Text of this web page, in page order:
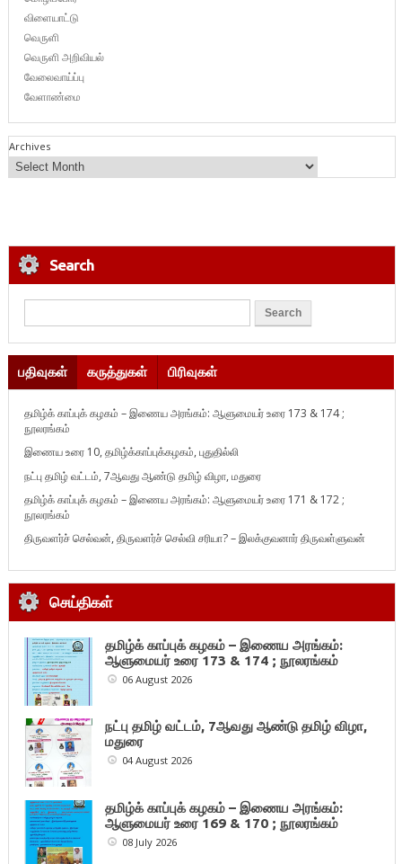
விளையாட்டு
வெருளி
வெருளி அறிவியல்
வேலைவாய்ப்பு
வேளாண்மை
Archives
Search
பதிவுகள் கருத்துகள் பிரிவுகள்
தமிழ்க் காப்புக் கழகம் – இணைய அரங்கம்: ஆளுமையர் உரை 173 & 174 ;
நூலரங்கம்
இணைய உரை 10, தமிழ்க்காப்புக்கழகம், புதுதில்லி
நட்பு தமிழ் வட்டம், 7ஆவது ஆண்டு தமிழ் விழா, மதுரை
தமிழ்க் காப்புக் கழகம் – இணைய அரங்கம்: ஆளுமையர் உரை 171 & 172 ;
நூலரங்கம்
திருவளர்ச் செல்வன், திருவளர்ச் செல்வி சரியா? – இலக்குவனார் திருவள்ளுவன்
செய்திகள்
தமிழ்க் காப்புக் கழகம் – இணைய அரங்கம்:
ஆளுமையர் உரை 173 & 174 ; நூலரங்கம்
06 August 2026
நட்பு தமிழ் வட்டம், 7ஆவது ஆண்டு தமிழ் விழா,
மதுரை
04 August 2026
தமிழ்க் காப்புக் கழகம் – இணைய அரங்கம்:
ஆளுமையர் உரை 169 & 170 ; நூலரங்கம்
08 July 2026